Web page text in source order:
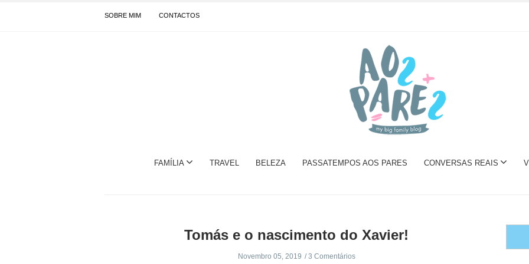
SOBRE MIM CONTACTOS
FAMÍLIA TRAVEL BELEZA PASSATEMPOS AOS PARES CONVERSAS REAIS
Tomás e o nascimento do Xavier!
Novembro 05, 2019 3 Comentários